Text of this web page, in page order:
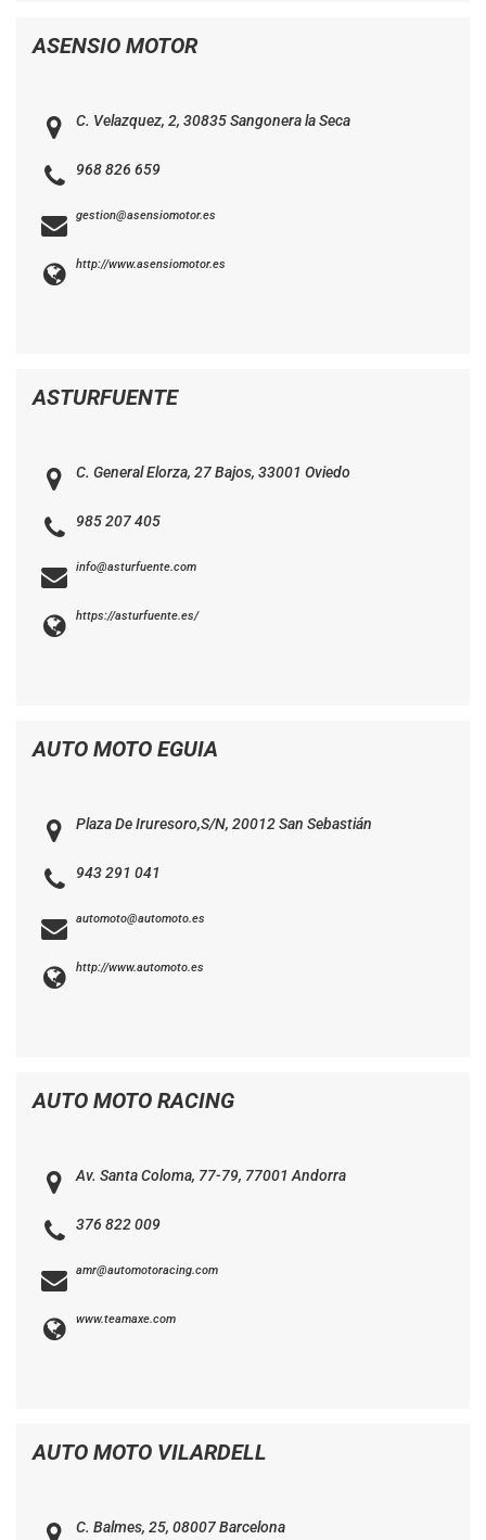
ASENSIO MOTOR
C. Velazquez, 2, 30835 Sangonera la Seca
968 826 659
gestion@asensiomotor.es
http://www.asensiomotor.es
ASTURFUENTE
C. General Elorza, 27 Bajos, 33001 Oviedo
985 207 405
info@asturfuente.com
https://asturfuente.es/
AUTO MOTO EGUIA
Plaza De Iruresoro,S/N, 20012 San Sebastián
943 291 041
automoto@automoto.es
http://www.automoto.es
AUTO MOTO RACING
Av. Santa Coloma, 77-79, 77001 Andorra
376 822 009
amr@automotoracing.com
www.teamaxe.com
AUTO MOTO VILARDELL
C. Balmes, 25, 08007 Barcelona